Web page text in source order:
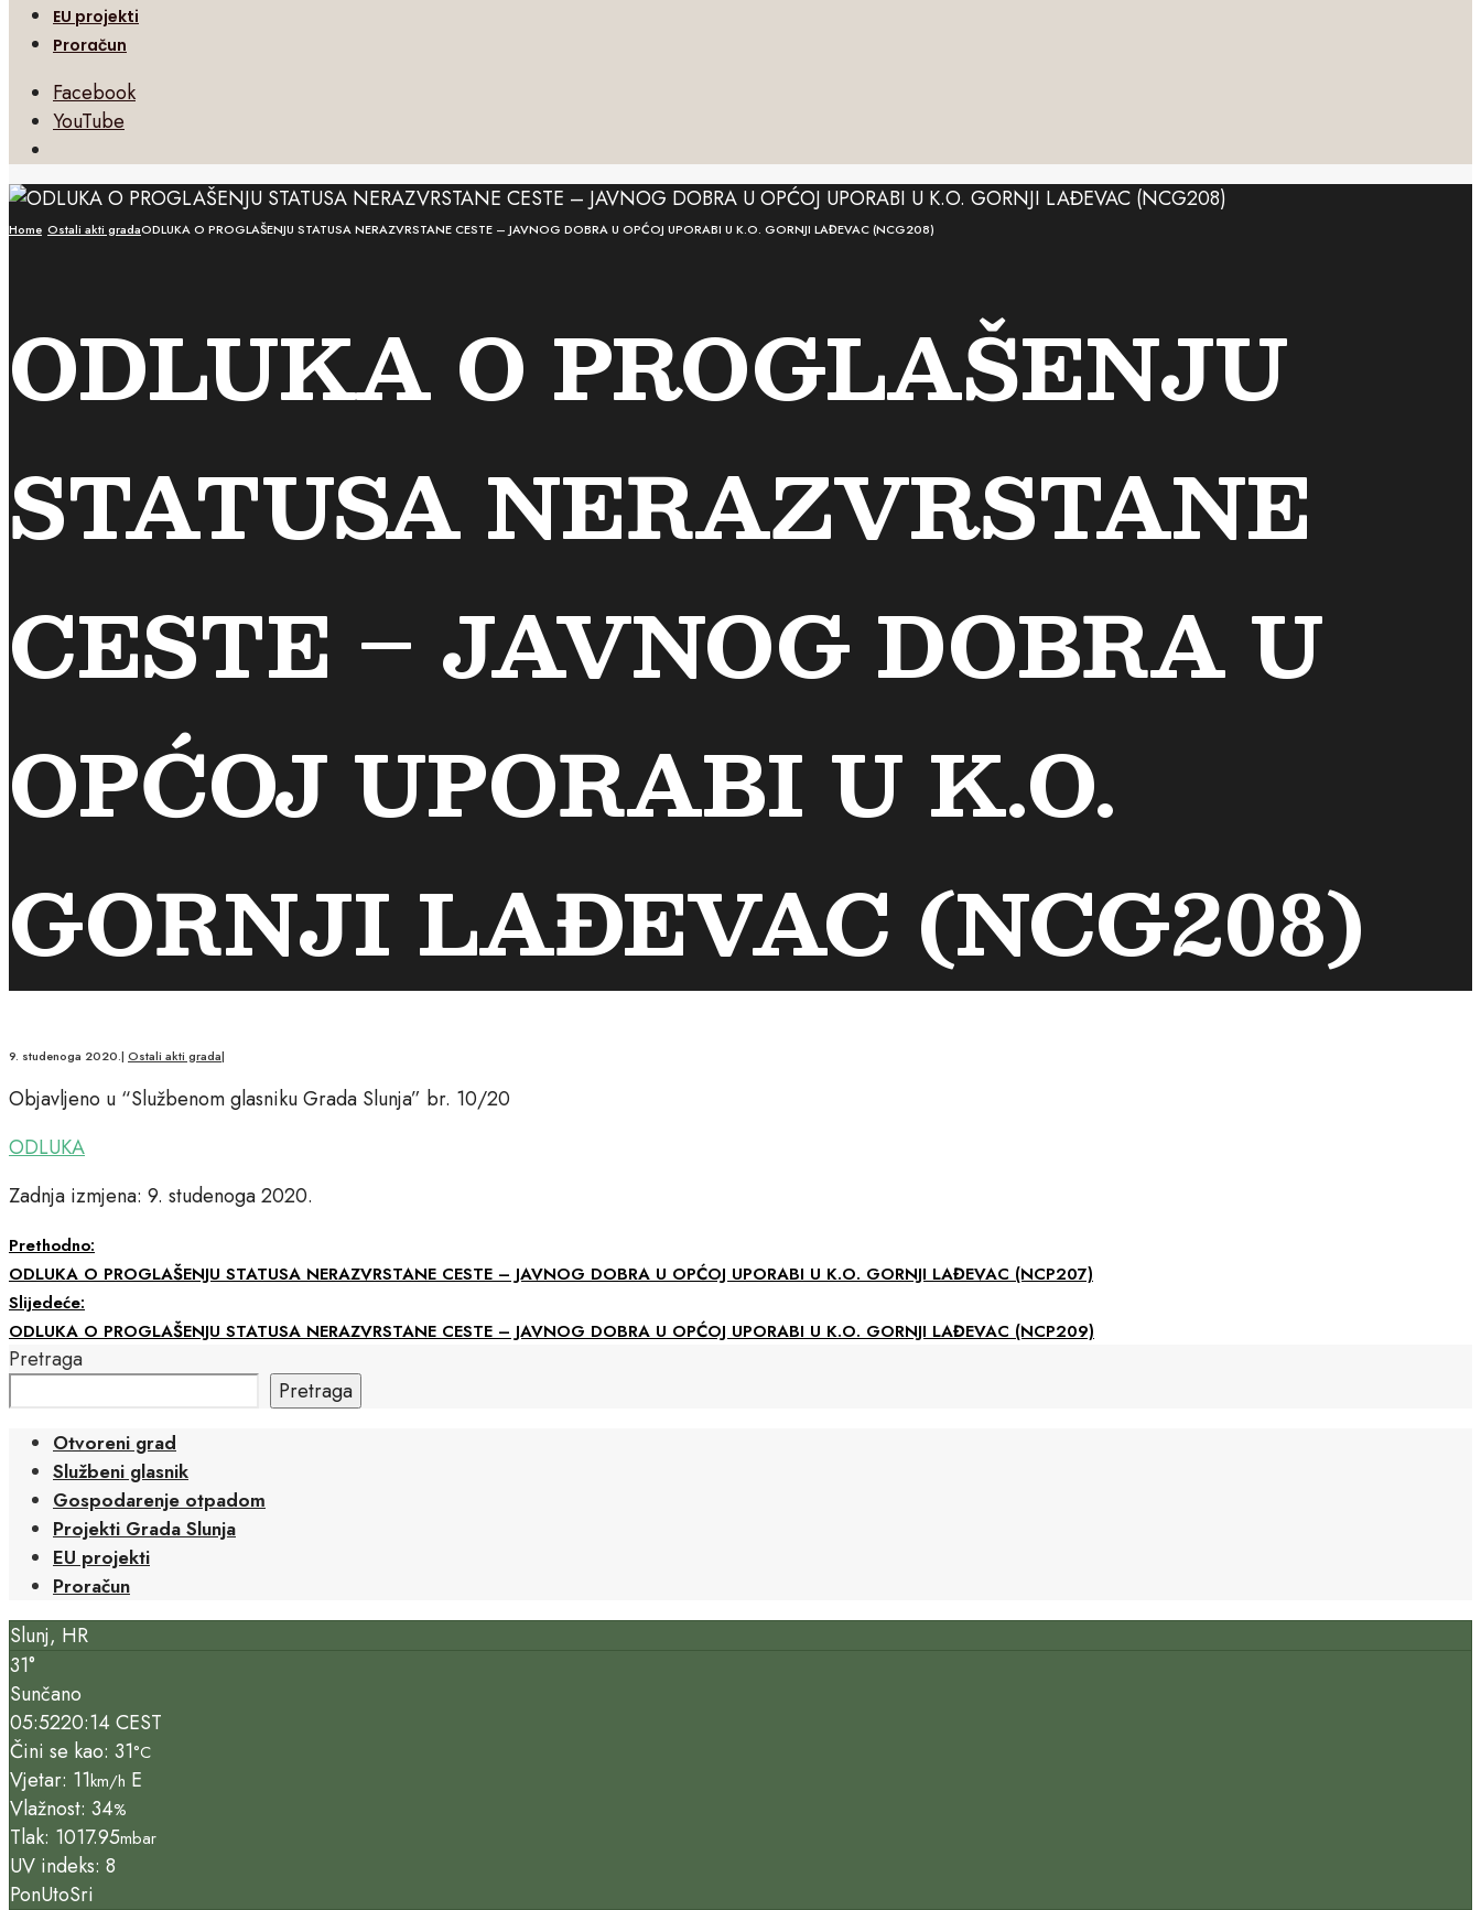
EU projekti
Proračun
Facebook
YouTube
Search
Window
Home Ostali akti gradaODLUKA O PROGLAŠENJU STATUSA NERAZVRSTANE CESTE – JAVNOG DOBRA U OPĆOJ UPORABI U K.O. GORNJI LAĐEVAC (NCG208)
ODLUKA O PROGLAŠENJU
STATUSA NERAZVRSTANE
CESTE – JAVNOG DOBRA U
OPĆOJ UPORABI U K.O.
GORNJI LAĐEVAC (NCG208)
9. studenoga 2020.| Ostali akti grada|
Objavljeno u “Službenom glasniku Grada Slunja” br. 10/20
ODLUKA
Zadnja izmjena: 9. studenoga 2020.
Prethodno:
ODLUKA O PROGLAŠENJU STATUSA NERAZVRSTANE CESTE – JAVNOG DOBRA U OPĆOJ UPORABI U K.O. GORNJI LAĐEVAC (NCP207)
Slijedeće:
ODLUKA O PROGLAŠENJU STATUSA NERAZVRSTANE CESTE – JAVNOG DOBRA U OPĆOJ UPORABI U K.O. GORNJI LAĐEVAC (NCP209)
Pretraga
Pretraga
Otvoreni grad
Službeni glasnik
Gospodarenje otpadom
Projekti Grada Slunja
EU projekti
Proračun
Slunj, HR
31°
Sunčano
05:5220:14 CEST
Čini se kao: 31°C
Vjetar: 11km/h E
Vlažnost: 34%
Tlak: 1017.95mbar
UV indeks: 8
PonUtoSri